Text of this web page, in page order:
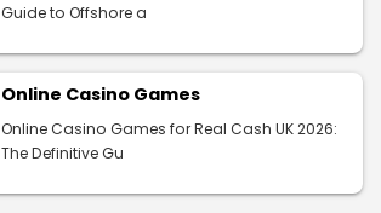
Guide to Offshore a
Online Casino Games
Online Casino Games for Real Cash UK 2026:
The Definitive Gu